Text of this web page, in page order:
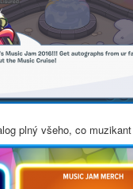
plný všeho, co